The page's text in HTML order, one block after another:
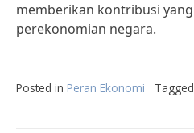
memberikan kontribusi
perekonomian negara.
Posted in Peran Ekonomi Tagged